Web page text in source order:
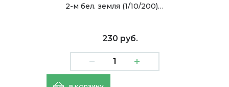
2-м бел. земля (1/10/200)…
230 руб.